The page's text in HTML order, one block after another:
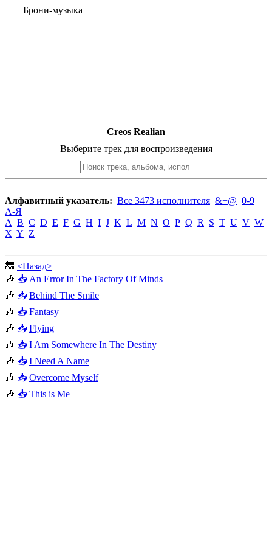
Брони-музыка
Creos Realian
Выберите трек для воспроизведения
Алфавитный указатель: Все 3473 исполнителя &+@ 0-9
А-Я
A B C D E F G H I J K L M N O P Q R S T U V W
X Y Z
🔙 <Назад>
🎶 📥 An Error In The Factory Of Minds
🎶 📥 Behind The Smile
🎶 📥 Fantasy
🎶 📥 Flying
🎶 📥 I Am Somewhere In The Destiny
🎶 📥 I Need A Name
🎶 📥 Overcome Myself
🎶 📥 This is Me